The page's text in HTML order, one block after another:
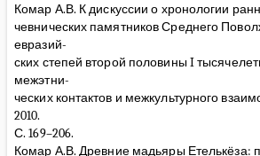
Комар А.В. К дискуссии о хронологии
чевнических памятников Среднего
евразий-
ских степей второй половины I
межэтни-
ческих контактов и межкультурного
2010.
С. 169–206.
Комар А.В. Древние мадьяры Етелькёза: